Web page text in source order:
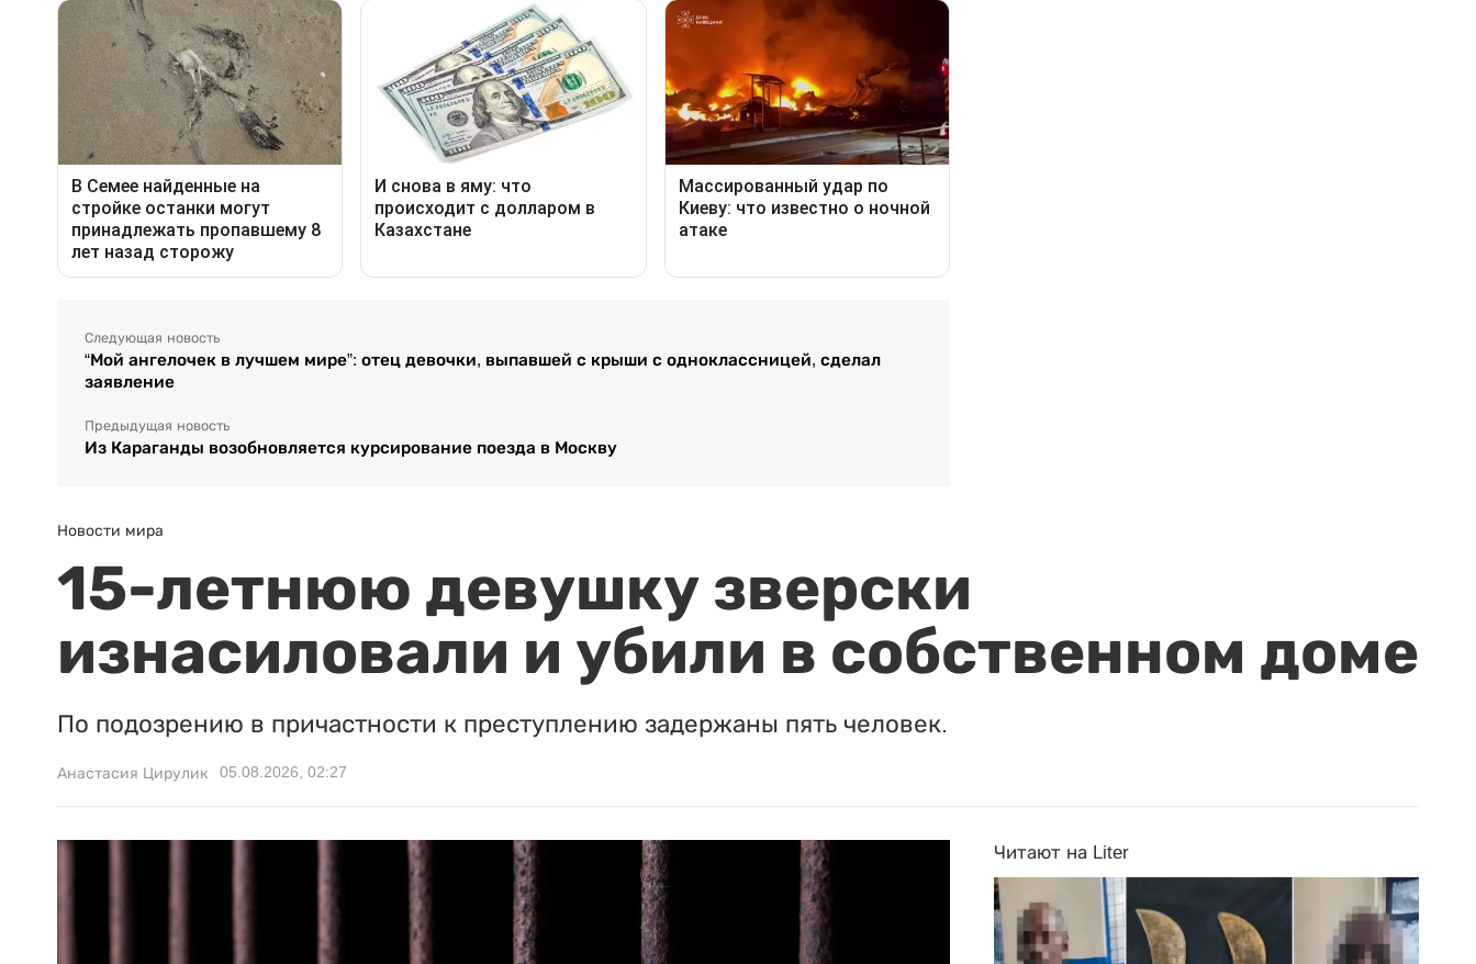
Следующая новость
“Мой ангелочек в лучшем мире”: отец девочки, выпавшей с крыши с одноклассницей, сделал
заявление
Предыдущая новость
Из Караганды возобновляется курсирование поезда в Москву
Новости мира
15-летнюю девушку зверски
изнасиловали и убили в собственном доме
По подозрению в причастности к преступлению задержаны пять человек.
Анастасия Цирулик 05.08.2026, 02:27
Читают на Liter